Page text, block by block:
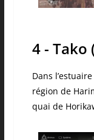
4 - Tako
Dans
région de
quai de